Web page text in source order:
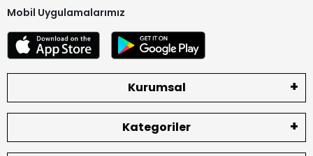
Mobil Uygulamalarımız
Kurumsal
Kategoriler